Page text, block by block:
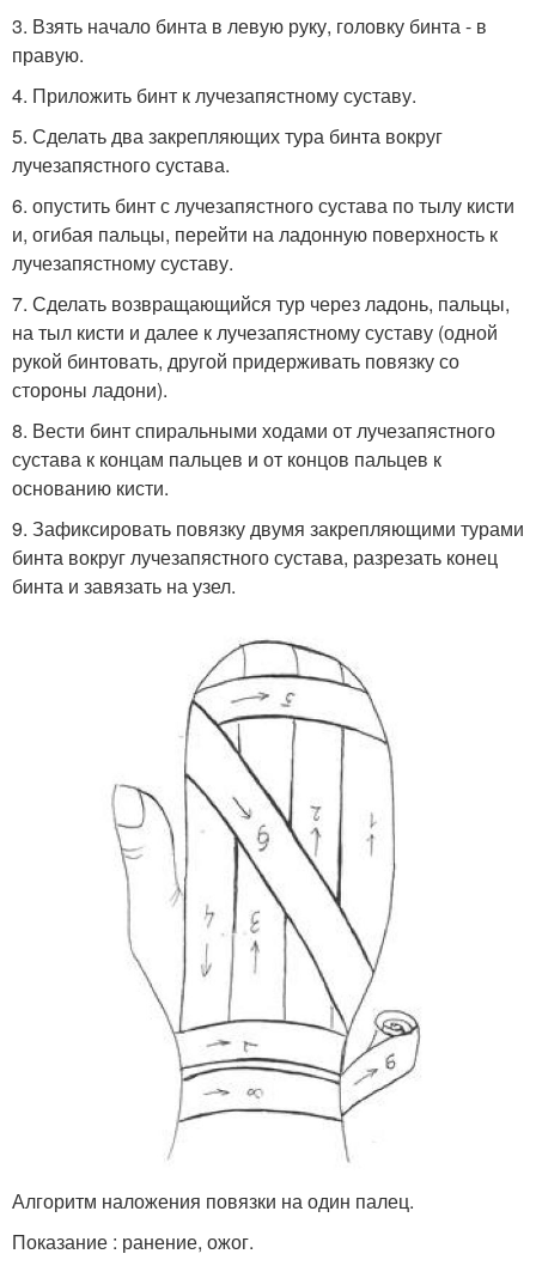
3. Взять начало бинта в левую руку, головку бинта - в
правую.
4. Приложить бинт к лучезапястному суставу.
5. Сделать два закрепляющих тура бинта вокруг
лучезапястного сустава.
6. опустить бинт с лучезапястного сустава по тылу кисти
и, огибая пальцы, перейти на ладонную поверхность к
лучезапястному суставу.
7. Сделать возвращающийся тур через ладонь, пальцы,
на тыл кисти и далее к лучезапястному суставу (одной
рукой бинтовать, другой придерживать повязку со
стороны ладони).
8. Вести бинт спиральными ходами от лучезапястного
сустава к концам пальцев и от концов пальцев к
основанию кисти.
9. Зафиксировать повязку двумя закрепляющими турами
бинта вокруг лучезапястного сустава, разрезать конец
бинта и завязать на узел.
Алгоритм наложения повязки на один палец.
Показание : ранение, ожог.